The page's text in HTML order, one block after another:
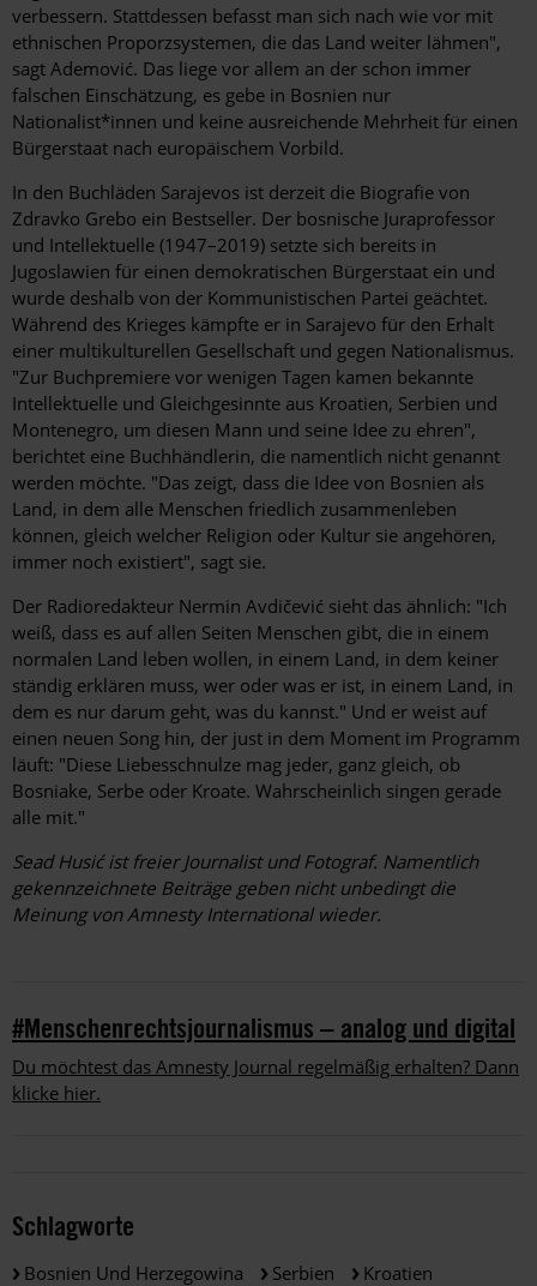
verbessern. Stattdessen befasst man sich nach wie vor mit
ethnischen Proporzsystemen, die das Land weiter lähmen",
sagt Ademović. Das liege vor allem an der schon immer
falschen Einschätzung, es gebe in Bosnien nur
Nationalist*innen und keine ausreichende Mehrheit für ­einen
Bürgerstaat nach europäischem Vorbild.
In den Buchläden Sarajevos ist derzeit die Biografie von
Zdravko Grebo ein Bestseller. Der bosnische Juraprofessor
und Intellektuelle (1947–2019) setzte sich bereits in
Jugoslawien für einen demokratischen Bürgerstaat ein und
wurde deshalb von der Kommunistischen Partei geächtet.
Während des Krieges kämpfte er in Sarajevo für den Erhalt
einer multikulturellen Gesellschaft und gegen Nationalismus.
"Zur Buchpremiere vor wenigen Tagen kamen bekannte
Intellektuelle und Gleichgesinnte aus Kroatien, Serbien und
Montenegro, um diesen Mann und seine Idee zu ehren",
berichtet eine Buchhändlerin, die namentlich nicht genannt
werden möchte. "Das zeigt, dass die Idee von Bosnien als
Land, in dem alle Menschen friedlich zusammenleben
können, gleich welcher Religion oder Kultur sie angehören,
immer noch existiert", sagt sie.
Der Radioredakteur Nermin Avdičević sieht das ähnlich: "Ich
weiß, dass es auf allen Seiten Menschen gibt, die in einem
normalen Land leben wollen, in einem Land, in dem keiner
ständig erklären muss, wer oder was er ist, in einem Land, in
dem es nur darum geht, was du kannst." Und er weist auf
einen neuen Song hin, der just in dem Moment im Programm
läuft: "Diese Liebesschnulze mag jeder, ganz gleich, ob
Bosniake, Serbe oder Kroate. Wahrscheinlich singen gerade
alle mit."
Sead Husićist freier Journalist und Fotograf. Namentlich
gekennzeichnete Beiträge geben nicht unbedingt die
Meinung von Amnesty International wieder.
#Menschenrechtsjournalismus – analog und digital
Du möchtest das Amnesty Journal regelmäßig erhalten? Dann
klicke hier.
Schlagworte
Bosnien Und Herzegowina Serbien
Kroatien